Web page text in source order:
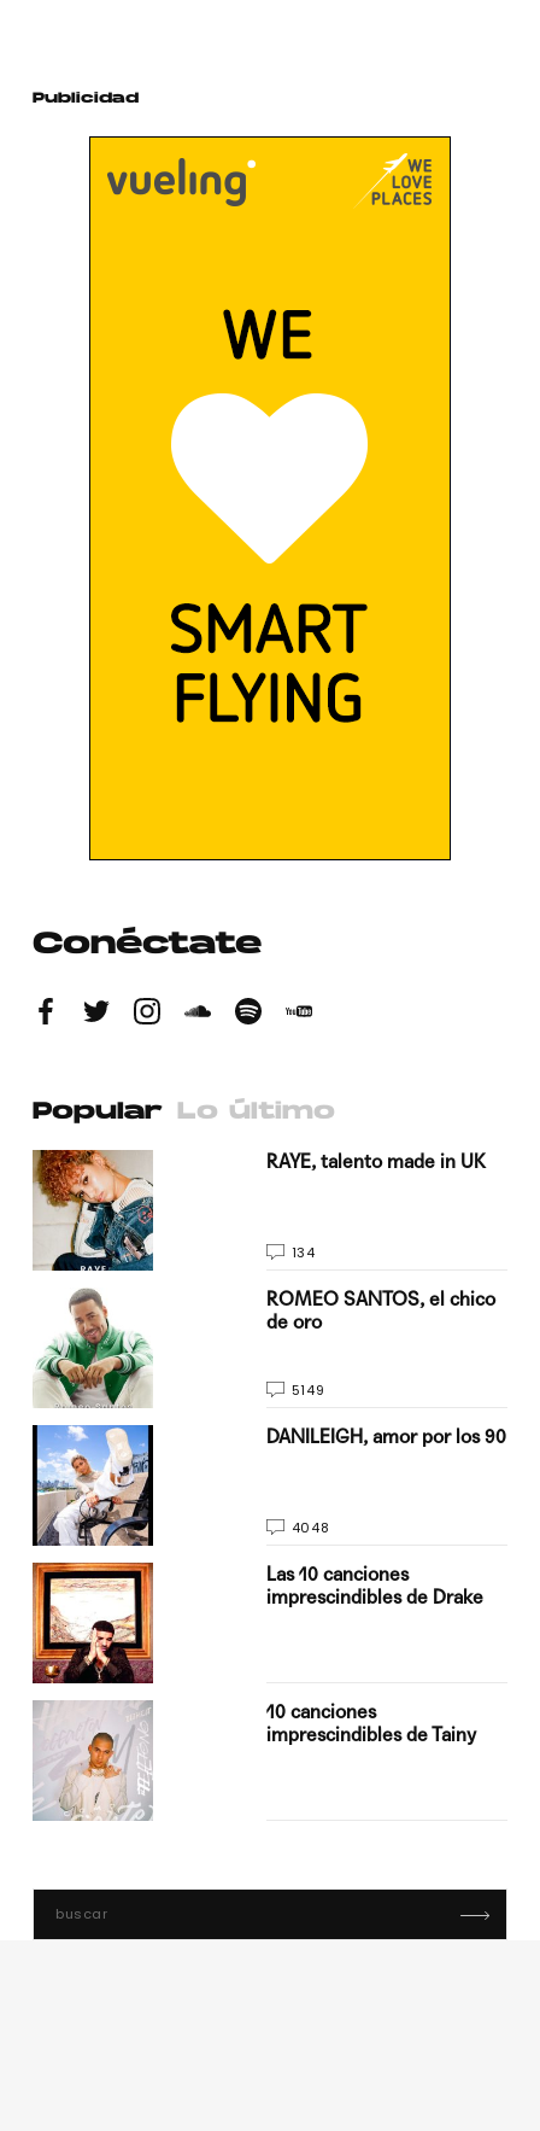
Publicidad
Conéctate
Popular Lo último
RAYE, talento made in UK
134
ROMEO SANTOS, el chico
de oro
5149
DANILEIGH, amor por los 90
4048
Las 10 canciones
imprescindibles de Drake
10 canciones
imprescindibles de Tainy